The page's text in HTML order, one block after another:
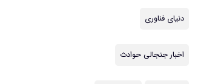
دنیای فناوری
اخبار جنجالی حوادث